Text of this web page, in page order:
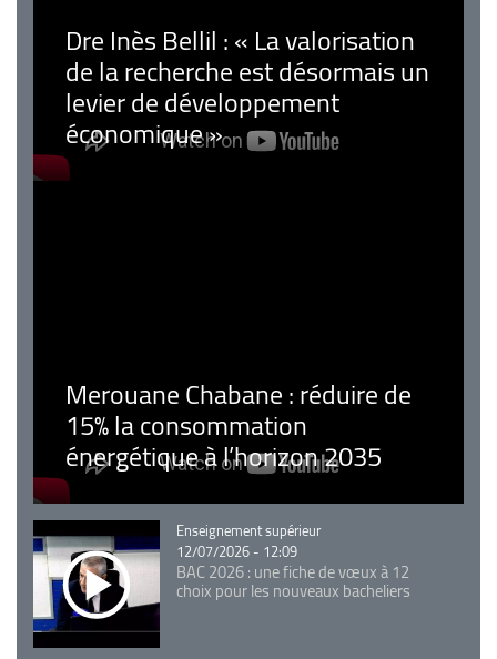
Dre Inès Bellil : « La valorisation
de la recherche est désormais un
levier de développement
économique »
Merouane Chabane : réduire de
15% la consommation
énergétique à l’horizon 2035
Catégorie
Enseignement supérieur
12/07/2026 - 12:09
BAC 2026 : une fiche de vœux à 12
choix pour les nouveaux bacheliers